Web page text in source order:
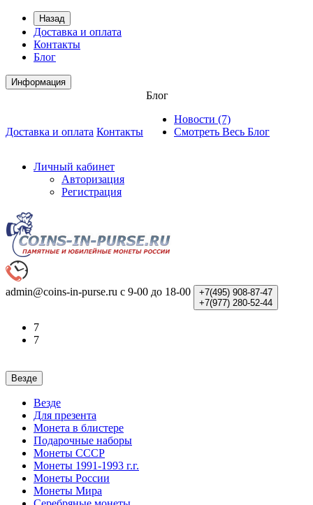
Назад
Доставка и оплата
Контакты
Блог
Информация
Доставка и оплата Контакты
Блог
Новости (7)
Смотреть Весь Блог
Личный кабинет
Авторизация
Регистрация
admin@coins-in-purse.ru с 9-00 до 18-00 +7(495) 908-87-47
+7(977) 280-52-44
7
7
Везде
Везде
Для презента
Монета в блистере
Подарочные наборы
Монеты СССР
Монеты 1991-1993 г.г.
Монеты России
Монеты Мира